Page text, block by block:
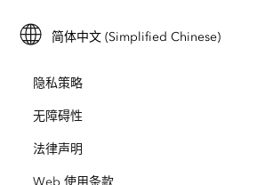
Esri Store
Esri 年轻专家关系网
ArcUser
ArcNews
ArcWatch
招贤纳士
开放视野
ArcGIS for Student Use
保护
教育
简体中文 (Simplified Chinese)
隐私策略
无障碍性
法律声明